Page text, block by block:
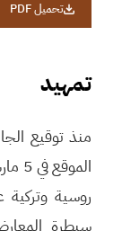
تحميل PDF
تمهيد
منذ توقيع
سيطرة